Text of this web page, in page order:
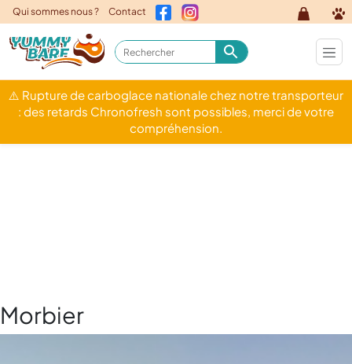
Qui sommes nous ? Contact
Morbier
⚠️ Rupture de carboglace nationale chez notre transporteur
: des retards Chronofresh sont possibles, merci de votre
compréhension.